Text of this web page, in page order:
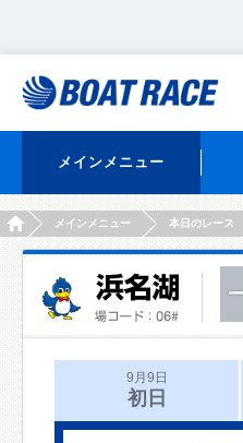
メインメニュー
HOMEメインメニュー 本日のレース
9月9日
初日